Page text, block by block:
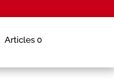
Articles 0